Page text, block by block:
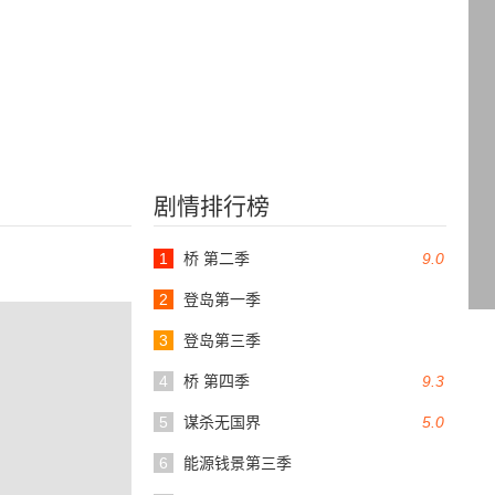
剧情排行榜
9.0
1 桥 第二季
2 登岛第一季
3 登岛第三季
9.3
4 桥 第四季
5.0
5 谋杀无国界
6 能源钱景第三季